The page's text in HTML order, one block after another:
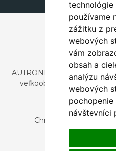
technológie
používame
zážitku z
webových
vám
obsah a
analýzu
webových
návštevníci
AUTRONIC, s.r.o. je
veľkoobchodným predajom
nábytku a
Česká
Chrustenice 270, 267
Nová 366, 032